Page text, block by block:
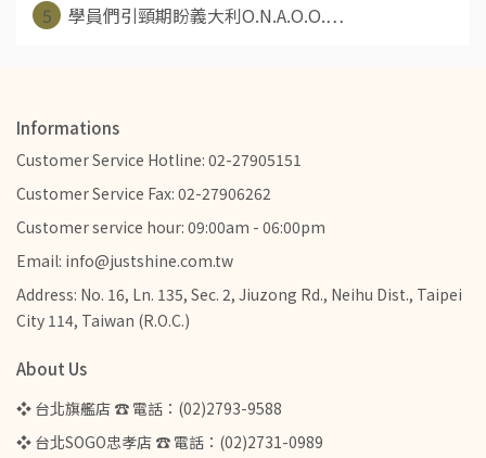
5
學員們引頸期盼義大利O.N.A.O.O.⋯
Informations
Customer Service Hotline: 02-27905151
Customer Service Fax: 02-27906262
Customer service hour: 09:00am - 06:00pm
Email: info@justshine.com.tw
Address: No. 16, Ln. 135, Sec. 2, Jiuzong Rd., Neihu Dist., Taipei
City 114, Taiwan (R.O.C.)
About Us
❖ 台北旗艦店 ☎ 電話：(02)2793-9588
❖ 台北SOGO忠孝店 ☎ 電話：(02)2731-0989